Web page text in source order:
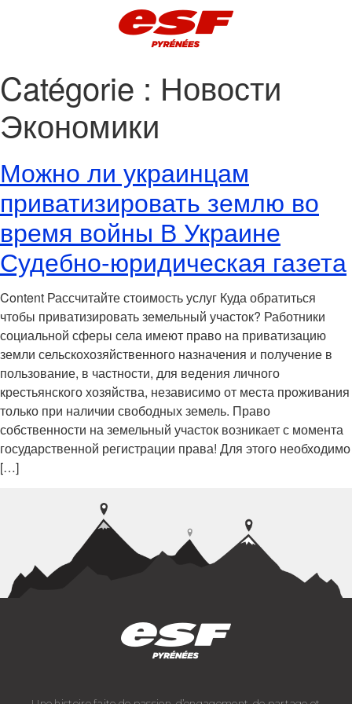
Catégorie : Новости
Экономики
Можно ли украинцам
приватизировать землю во
время войны В Украине
Судебно-юридическая газета
Content Рассчитайте стоимость услуг Куда обратиться
чтобы приватизировать земельный участок? Работники
социальной сферы села имеют право на приватизацию
земли сельскохозяйственного назначения и получение в
пользование, в частности, для ведения личного
крестьянского хозяйства, независимо от места проживания
только при наличии свободных земель. Право
собственности на земельный участок возникает с момента
государственной регистрации права! Для этого необходимо
[…]